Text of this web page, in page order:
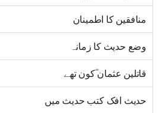
منافقین کا اطمینان
وضع حدیث کا زمانہ
قاتلین عثمان ؓکون تھے
حدیث افک کتب حدیث میں